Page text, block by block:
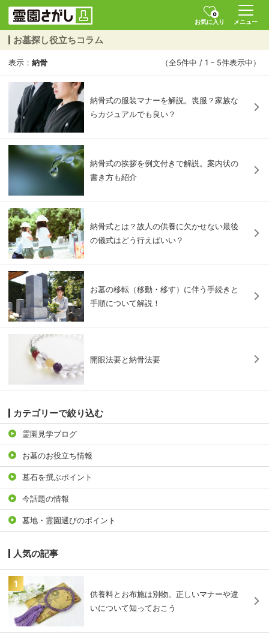
0
お気に入り
メニュー
お墓探し役立ちコラム
表示： 納骨 （全5件中 / 1 - 5件表示中）
納骨式の服装マナーを解説。喪服？家族な
らカジュアルでも良い？
納骨式の挨拶を例文付きで解説。案内状の
書き方も紹介
納骨式とは？故人の供養に欠かせない最後
の儀式はどう行えばいい？
お墓の移転（移動・移す）に伴う手続きと
手順について解説！
開眼法要と納骨法要
カテゴリーで絞り込む
霊園見学ブログ
お墓のお役立ち情報
墓石を撰ぶポイント
今話題の情報
墓地・霊園選びのポイント
人気の記事
1
供養料とお布施は別物。正しいマナーや違
いについて知っておこう